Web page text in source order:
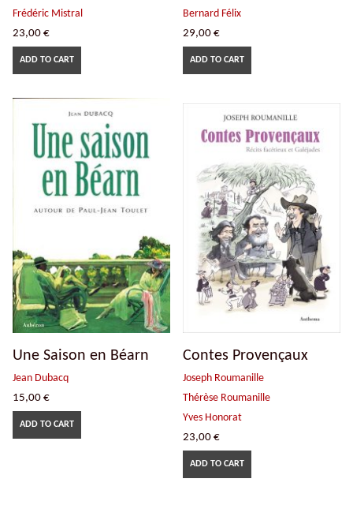
Frédéric Mistral
23,00 €
ADD TO CART
Bernard Félix
29,00€
ADD TO CART
Une Saison en Béarn
Jean Dubacq
15,00 €
ADD TO CART
Contes Provençaux
Joseph Roumanille
Thérèse Roumanille
Yves Honorat
23,00€
ADD TO CART